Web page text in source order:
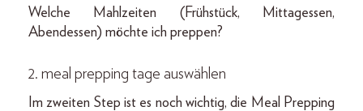
Welche Mahlzeiten (Frühstück, Mittagessen,
Abendessen) möchte ich preppen?
2. meal prepping tage auswählen
Im zweiten Step ist es noch wichtig, die Meal Prepping